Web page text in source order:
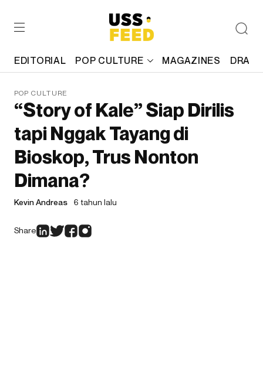
EDITORIAL POP CULTURE MAGAZINES
POP CULTURE
“Story of Kale” Siap Dirilis
tapi Nggak Tayang di
Bioskop, Trus Nonton
Dimana?
Kevin Andreas 6 tahun lalu
Share